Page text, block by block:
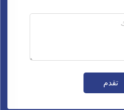
تقدم